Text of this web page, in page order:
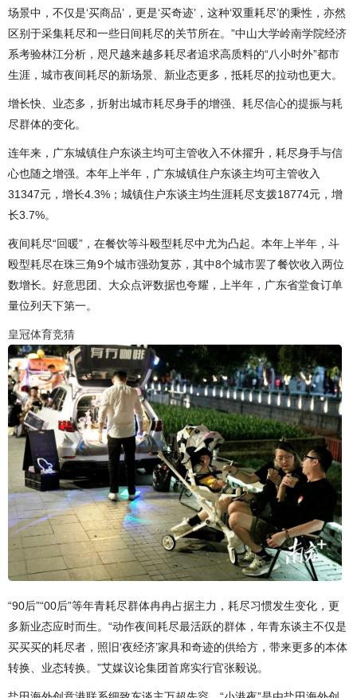
场景中，不仅是‘买商品’，更是‘买奇迹’，这种‘双重耗尽’的秉性，亦然
区别于采集耗尽和一些日间耗尽的关节所在。”中山大学岭南学院经济
系考验林江分析，咫尺越来越多耗尽者追求高质料的“八小时外”都市
生涯，城市夜间耗尽的新场景、新业态更多，抵耗尽的拉动也更大。
增长快、业态多，折射出城市耗尽身手的增强、耗尽信心的提振与耗
尽群体的变化。
连年来，广东城镇住户东谈主均可主管收入不休擢升，耗尽身手与信
心也随之增强。本年上半年，广东城镇住户东谈主均可主管收入
31347元，增长4.3%；城镇住户东谈主均生涯耗尽支拨18774元，增
长3.7%。
夜间耗尽“回暖”，在餐饮等斗殴型耗尽中尤为凸起。本年上半年，斗
殴型耗尽在珠三角9个城市强劲复苏，其中8个城市罢了餐饮收入两位
数增长。好意思团、大众点评数据也夸耀，上半年，广东省堂食订单
量位列天下第一。
皇冠体育竞猜
“90后”“00后”等年青耗尽群体冉冉占据主力，耗尽习惯发生变化，更
多新业态应时而生。“动作夜间耗尽最活跃的群体，年青东谈主不仅是
买买买的耗尽者，照旧‘夜经济’家具和奇迹的供给方，带来更多的本体
转换、业态转换。”艾媒议论集团首席实行官张毅说。